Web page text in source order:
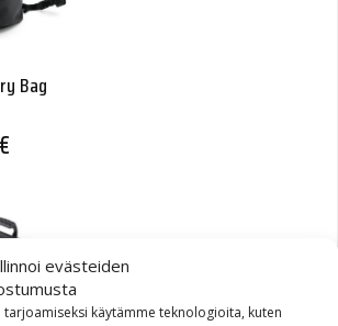
evästeiden
tarjoamiseksi käytämme teknologioita, kuten
Bag
€